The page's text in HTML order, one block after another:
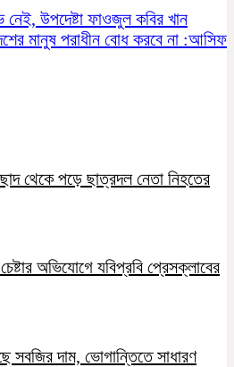
নেই, উপদেষ্টা ফাওজুল কবির খান
মানুষ পরাধীন বোধ করবে না :আসিফ
থেকে পড়ে ছাত্রদল নেতা নিহতের
অভিযোগে যবিপ্রবি প্রেসক্লাবের
সবজির দাম, ভোগান্তিতে সাধারণ